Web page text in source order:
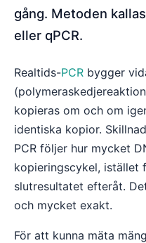
gång. Metoden
eller qPCR.
Realtids-PCR bygger
kopieras om och om
identiska kopior.
PCR följer hur mycket
kopieringscykel, istället
slutresultatet efteråt.
och mycket exakt.
För att kunna mäta